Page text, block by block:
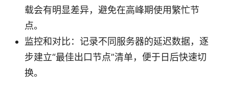
载会有明显差异，避免在高峰期使用繁忙节
点。
监控和对比：记录不同服务器的延迟数据，逐
步建立“最佳出口节点”清单，便于日后快速切
换。